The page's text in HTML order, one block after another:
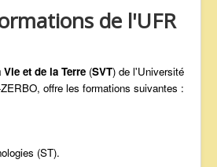
de l'UFR
et de la Terre (SVT) de l'Université
offre les formations suivantes :
(ST).